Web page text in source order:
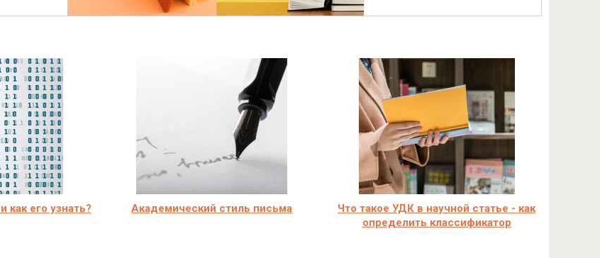
как его узнать? Академический стиль письма
Что такое УДК в научной статье - как
определить классификатор